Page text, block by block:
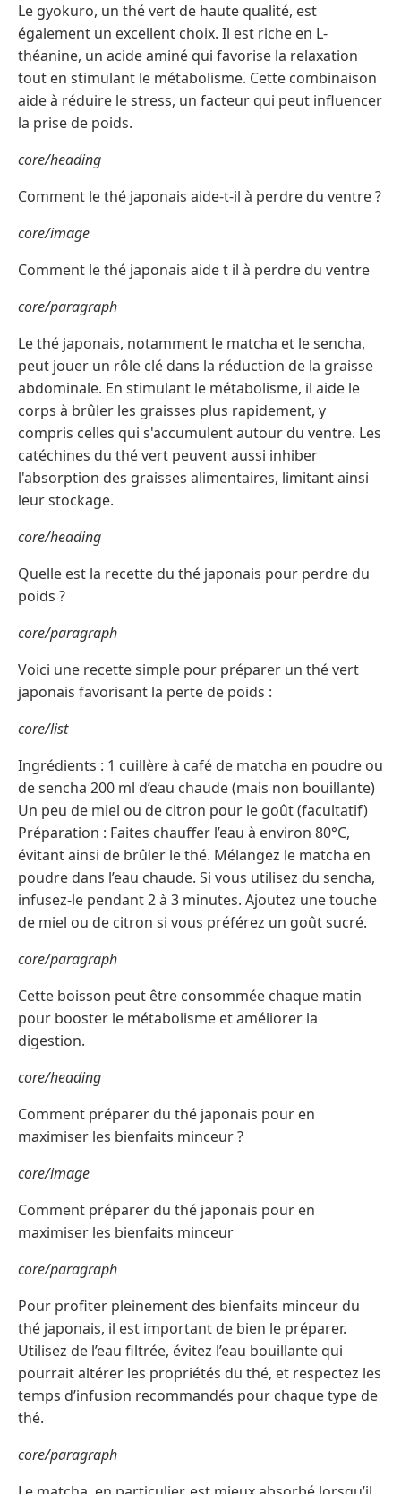
Le gyokuro, un thé vert de haute qualité, est
également un excellent choix. Il est riche en L-
théanine, un acide aminé qui favorise la relaxation
tout en stimulant le métabolisme. Cette combinaison
aide à réduire le stress, un facteur qui peut influencer
la prise de poids.
core/heading
Comment le thé japonais aide-t-il à perdre du ventre ?
core/image
Comment le thé japonais aide t il à perdre du ventre
core/paragraph
Le thé japonais, notamment le matcha et le sencha,
peut jouer un rôle clé dans la réduction de la graisse
abdominale. En stimulant le métabolisme, il aide le
corps à brûler les graisses plus rapidement, y
compris celles qui s'accumulent autour du ventre. Les
catéchines du thé vert peuvent aussi inhiber
l'absorption des graisses alimentaires, limitant ainsi
leur stockage.
core/heading
Quelle est la recette du thé japonais pour perdre du
poids ?
core/paragraph
Voici une recette simple pour préparer un thé vert
japonais favorisant la perte de poids :
core/list
Ingrédients : 1 cuillère à café de matcha en poudre ou
de sencha 200 ml d’eau chaude (mais non bouillante)
Un peu de miel ou de citron pour le goût (facultatif)
Préparation : Faites chauffer l’eau à environ 80°C,
évitant ainsi de brûler le thé. Mélangez le matcha en
poudre dans l’eau chaude. Si vous utilisez du sencha,
infusez-le pendant 2 à 3 minutes. Ajoutez une touche
de miel ou de citron si vous préférez un goût sucré.
core/paragraph
Cette boisson peut être consommée chaque matin
pour booster le métabolisme et améliorer la
digestion.
core/heading
Comment préparer du thé japonais pour en
maximiser les bienfaits minceur ?
core/image
Comment préparer du thé japonais pour en
maximiser les bienfaits minceur
core/paragraph
Pour profiter pleinement des bienfaits minceur du
thé japonais, il est important de bien le préparer.
Utilisez de l’eau filtrée, évitez l’eau bouillante qui
pourrait altérer les propriétés du thé, et respectez les
temps d’infusion recommandés pour chaque type de
thé.
core/paragraph